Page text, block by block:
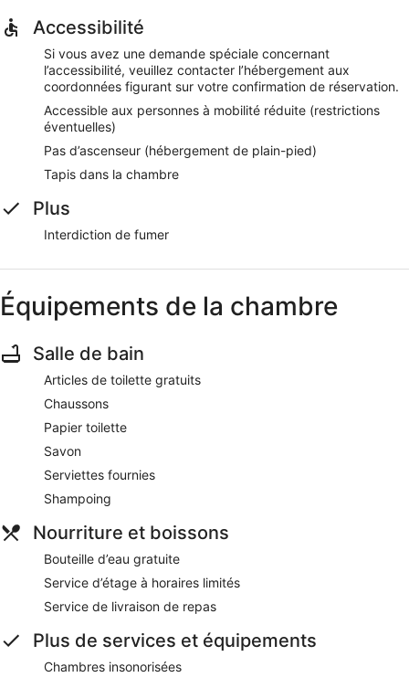
Accessibilité
Si vous avez une demande spéciale concernant
l’accessibilité, veuillez contacter l’hébergement aux
coordonnées figurant sur votre confirmation de réservation.
Accessible aux personnes à mobilité réduite (restrictions
éventuelles)
Pas d’ascenseur (hébergement de plain-pied)
Tapis dans la chambre
Plus
Interdiction de fumer
Équipements de la chambre
Salle de bain
Articles de toilette gratuits
Chaussons
Papier toilette
Savon
Serviettes fournies
Shampoing
Nourriture et boissons
Bouteille d’eau gratuite
Service d’étage à horaires limités
Service de livraison de repas
Plus de services et équipements
Chambres insonorisées